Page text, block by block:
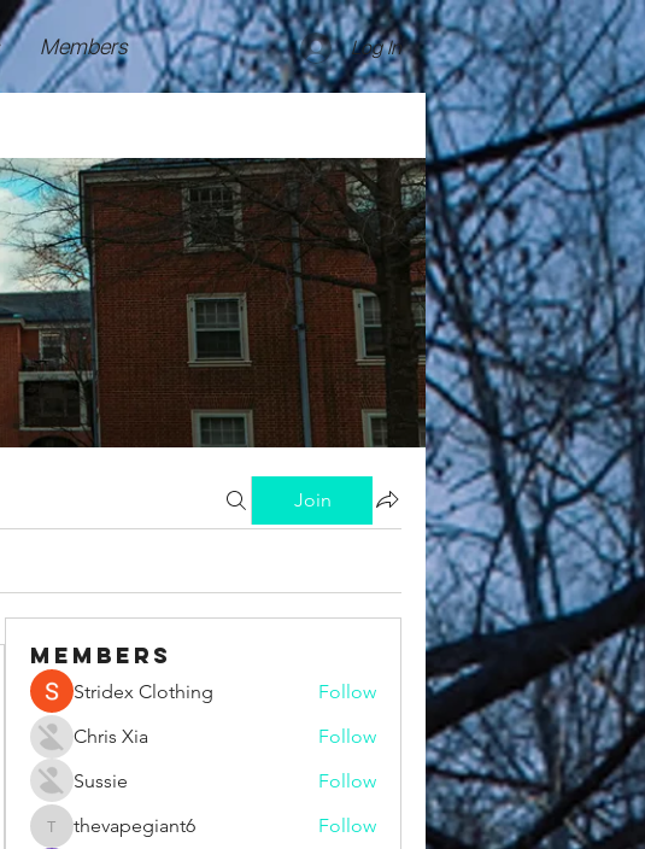
Members Log In
Join
Members
Stridex Clothing
Follow
Chris Xia
Follow
Sussie
Follow
thevapegiant6
thevapegiant6
Follow